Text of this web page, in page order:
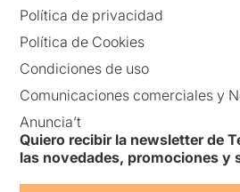
Política de privacidad
Política de Cookies
Condiciones de uso
Comunicaciones comerciales y
Anuncia’t
Quiero recibir la newsletter de
las novedades, promociones y